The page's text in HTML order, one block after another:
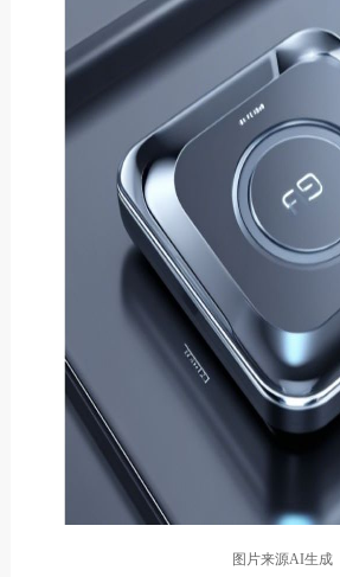
图片来源AI生成